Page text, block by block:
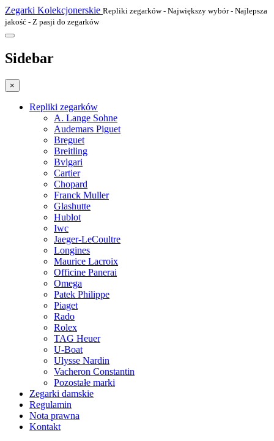
Zegarki Kolekcjonerskie Repliki zegarków - Największy wybór - Najlepsza
jakość - Z pasji do zegarków
Sidebar
×
Repliki zegarków
A. Lange Sohne
Audemars Piguet
Breguet
Breitling
Bvlgari
Cartier
Chopard
Franck Muller
Glashutte
Hublot
Iwc
Jaeger-LeCoultre
Longines
Maurice Lacroix
Officine Panerai
Omega
Patek Philippe
Piaget
Rado
Rolex
TAG Heuer
U-Boat
Ulysse Nardin
Vacheron Constantin
Pozostałe marki
Zegarki damskie
Regulamin
Nota prawna
Kontakt